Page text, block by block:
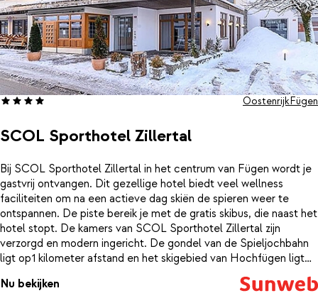
SCOL Sporthotel Zillertal
OostenrijkFügen
Bij SCOL Sporthotel Zillertal in het centrum van Fügen wordt je
gastvrij ontvangen. Dit gezellige hotel biedt veel wellness
faciliteiten om na een actieve dag skiën de spieren weer te
ontspannen. De piste bereik je met de gratis skibus, die naast het
hotel stopt. De kamers van SCOL Sporthotel Zillertal zijn
verzorgd en modern ingericht. De gondel van de Spieljochbahn
ligt op1 kilometer afstand en het skigebied van Hochfügen ligt
de skibus die 's morgens en 's middags regelmatig rijdt. Na een
Nu bekijken